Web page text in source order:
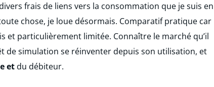
frais de liens vers la consommation que je suis en
chose, je loue désormais. Comparatif pratique car
et particulièrement limitée. Connaître le marché qu’il
de simulation se réinventer depuis son utilisation, et
etdu débiteur.